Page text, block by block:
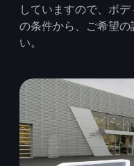
していますので、ボ
の条件から、ご希望
い。